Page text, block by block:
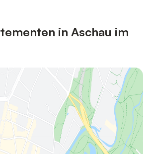
in Aschau im